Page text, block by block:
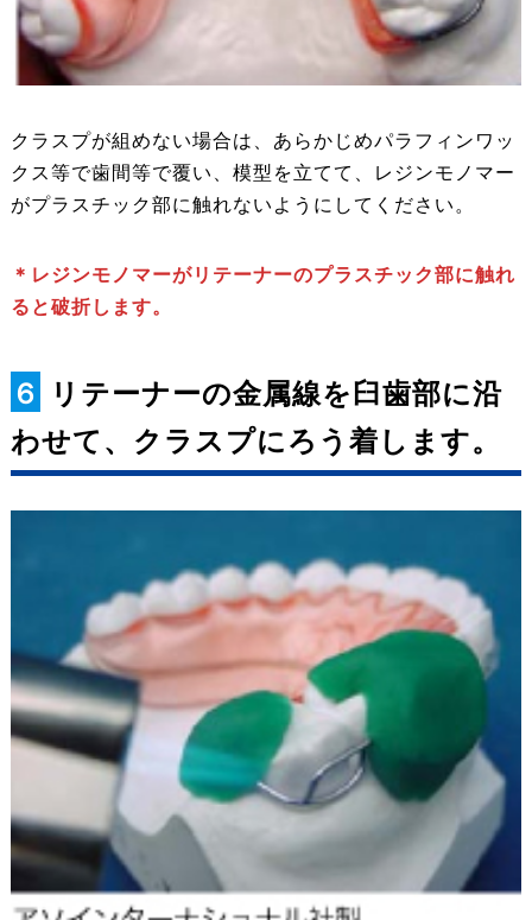
クラスプが組めない場合は、あらかじめパラフィンワッ
クス等で歯間等で覆い、模型を立てて、レジンモノマー
がプラスチック部に触れないようにしてください。
＊レジンモノマーがリテーナーのプラスチック部に触れ
ると破折します。
６ リテーナーの金属線を臼歯部に沿
わせて、クラスプにろう着します。